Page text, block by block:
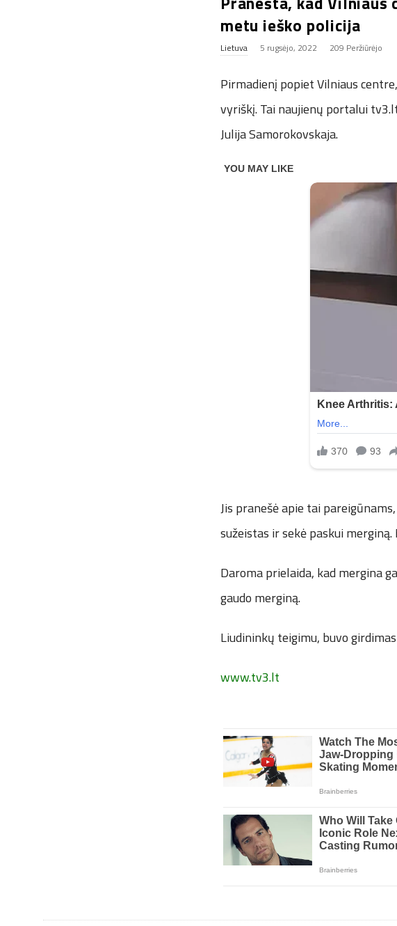
metu ieško policija
Lietuva 5 rugsėjo, 2022 209 Peržiūrėjo
Pirmadienį popiet Vilniaus
vyriškį. Tai naujienų portalui
Julija Samorokovskaja.
Jis pranešė apie tai
sužeistas ir sekė paskui
Daroma prielaida, kad mergina
gaudo merginą.
Liudininkų teigimu, buvo
www.tv3.lt